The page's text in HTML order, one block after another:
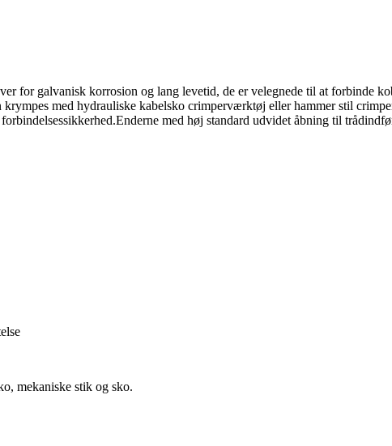
for galvanisk korrosion og lang levetid, de er velegnede til at forbinde
med hydrauliske kabelsko crimperværktøj eller hammer stil
med høj standard udvidet åbning til
mekaniske stik og sko.